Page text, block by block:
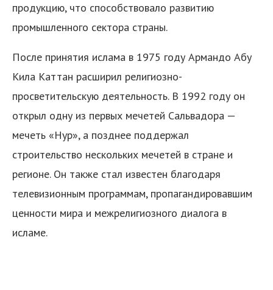
продукцию, что способствовало развитию
промышленного сектора страны.
После принятия ислама в 1975 году Армандо Абу
Кила Каттан расширил религиозно-
просветительскую деятельность. В 1992 году он
открыл одну из первых мечетей Сальвадора —
мечеть «Нур», а позднее поддержал
строительство нескольких мечетей в стране и
регионе. Он также стал известен благодаря
телевизионным программам, пропагандировавшим
ценности мира и межрелигиозного диалога в
исламе.